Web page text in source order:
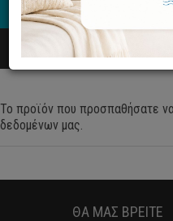
Το προϊόν που προσπαθήσατε
δεδομένων μας.
ΘΑ ΜΑΣ ΒΡΕΙΤΕ